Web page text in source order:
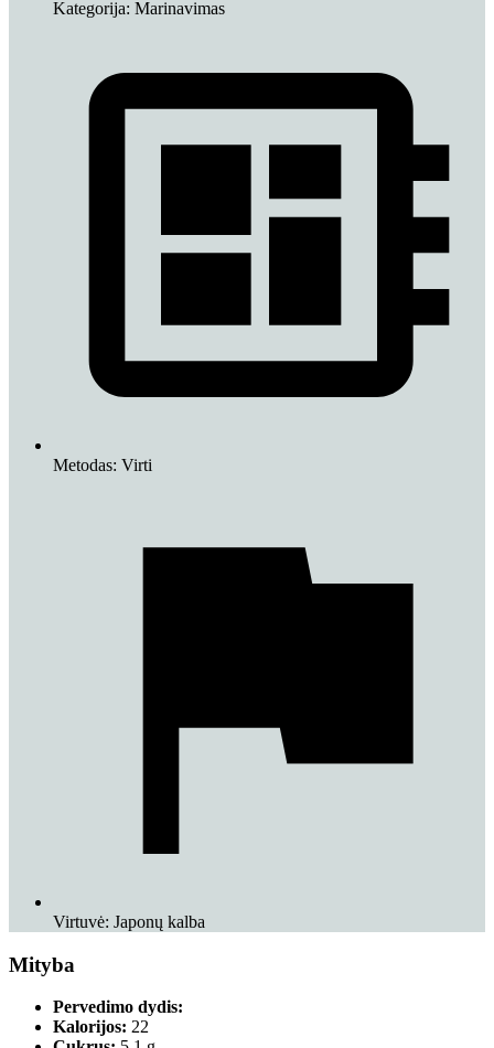
Kategorija: Marinavimas
Metodas: Virti
Virtuvė: Japonų kalba
Mityba
Pervedimo dydis:
Kalorijos: 22